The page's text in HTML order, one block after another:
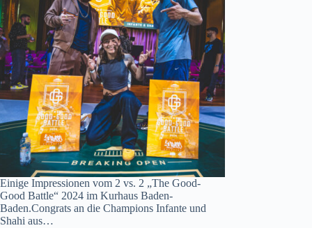
Einige Impressionen vom 2 vs. 2 „The Good-
Good Battle“ 2024 im Kurhaus Baden-
Baden.Congrats an die Champions Infante und
Shahi aus…